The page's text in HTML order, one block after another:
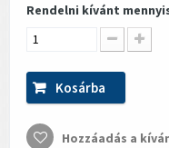
Rendelni kívánt
Kosárba
Hozzáadás a